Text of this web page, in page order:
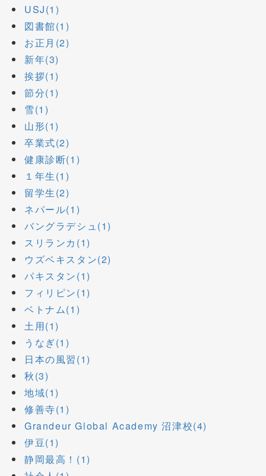
USJ(1)
図書館(1)
お正月(2)
新年(3)
挨拶(1)
節分(1)
雪(1)
山形(1)
卒業式(2)
健康診断(1)
１年生(1)
留学生(2)
ネパール(1)
バングラデシュ(1)
スリランカ(1)
ウズベキスタン(2)
パキスタン(1)
フィリピン(1)
ベトナム(1)
土用(1)
うなぎ(1)
日本の風習(1)
秋(3)
地域(1)
修善寺(1)
Grandeur Global Academy 沼津校(4)
伊豆(1)
静岡最高！(1)